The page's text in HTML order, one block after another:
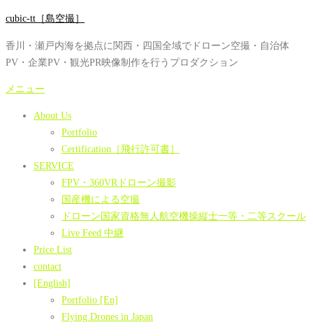
コ
テ
ン
ツ
cubic-tt［島空撮］
香川・瀬戸内海を拠点に関西・四国全域でドローン空撮・自治体
PV・企業PV・観光PR映像制作を行うプロダクション
メニュー
About Us
Portfolio
Certification［飛行許可書］
SERVICE
FPV・360VRドローン撮影
国産機による空撮
ドローン国家資格無人航空機操縦士一等・二等スクール
Live Feed 中継
Price List
contact
[English]
Portfolio [En]
Flying Drones in Japan